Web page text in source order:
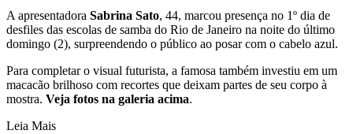
A apresentadora Sabrina Sato, 44, marcou presença no 1º dia de
desfiles das escolas de samba do Rio de Janeiro na noite do último
domingo (2), surpreendendo o público ao posar com o cabelo azul.
Para completar o visual futurista, a famosa também investiu em um
macacão brilhoso com recortes que deixam partes de seu corpo à
mostra. Veja fotos na galeria acima.
Leia Mais